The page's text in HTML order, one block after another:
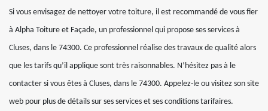
Si vous envisagez de nettoyer votre toiture, il est recommandé de vous fier
à Alpha Toiture et Façade, un professionnel qui propose ses services à
Cluses, dans le 74300. Ce professionnel réalise des travaux de qualité alors
que les tarifs qu’il applique sont très raisonnables. N’hésitez pas à le
contacter si vous êtes à Cluses, dans le 74300. Appelez-le ou visitez son site
web pour plus de détails sur ses services et ses conditions tarifaires.